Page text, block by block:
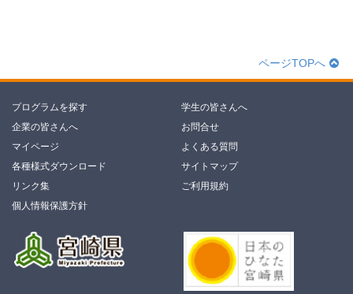
ページTOPへ
プログラムを探す
学生の皆さんへ
企業の皆さんへ
お問合せ
マイページ
よくある質問
各種様式ダウンロード
サイトマップ
リンク集
ご利用規約
個人情報保護方針